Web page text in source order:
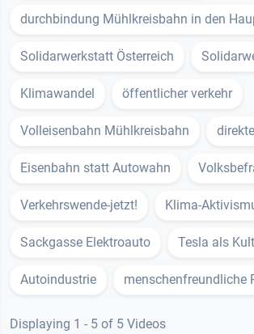
durchbindung Mühlkreisbahn in den
Solidarwerkstatt Österreich
Klimawandel öffentlicher verkehr
Volleisenbahn Mühlkreisbahn
Eisenbahn statt Autowahn
Verkehrswende-jetzt! Klima-
Sackgasse Elektroauto Tesla als Kult
Autoindustrie menschenfreundliche
Displaying 1 - 5 of 5 Videos